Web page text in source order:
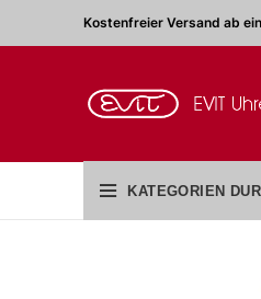
Kostenfreier Versand ab
KATEGORIEN